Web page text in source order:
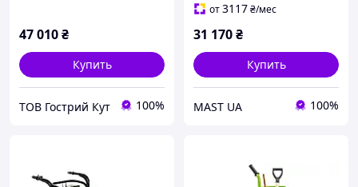
47 010₴
Купить
ТОВ Гострий Кут 100%
от3117₴/мес
31 170₴
Купить
MAST UA 100%